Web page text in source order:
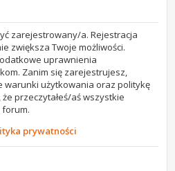
zarejestrowany/a. Rejestracja
zwiększa Twoje możliwości.
uprawnienia
Zanim się zarejestrujesz,
warunki użytkowania oraz politykę
przeczytałeś/aś wszystkie
prywatności